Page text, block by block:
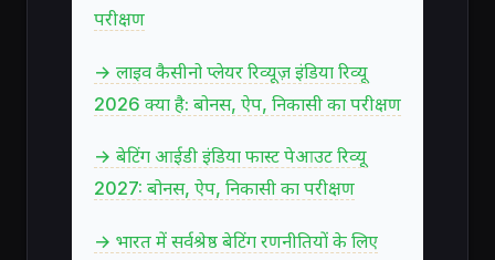
परीक्षण
→ लाइव कैसीनो प्लेयर रिव्यूज़ इंडिया रिव्यू
2026 क्या है: बोनस, ऐप, निकासी का परीक्षण
→ बेटिंग आईडी इंडिया फास्ट पेआउट रिव्यू
2027: बोनस, ऐप, निकासी का परीक्षण
→ भारत में सर्वश्रेष्ठ बेटिंग रणनीतियों के लिए